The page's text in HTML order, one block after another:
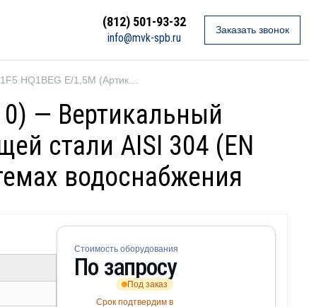
(812) 501-93-32
info@mvk-spb.ru
Заказать звонок
— Вертикальный
стали AISI 304 (EN
водоснабжения
Стоимость оборудования
По запросу
Под заказ
Срок подтвердим в